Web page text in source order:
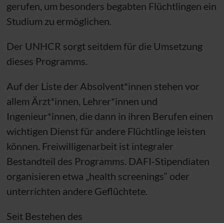
gerufen, um besonders begabten Flüchtlingen ein
Studium zu ermöglichen.
Der UNHCR sorgt seitdem für die Umsetzung
dieses Programms.
Auf der Liste der Absolvent*innen stehen vor
allem Ärzt*innen, Lehrer*innen und
Ingenieur*innen, die dann in ihren Berufen einen
wichtigen Dienst für andere Flüchtlinge leisten
können. Freiwilligenarbeit ist integraler
Bestandteil des Programms. DAFI-Stipendiaten
organisieren etwa „health screenings“ oder
unterrichten andere Geflüchtete.
Seit Bestehen des